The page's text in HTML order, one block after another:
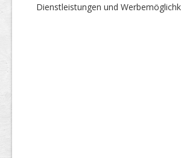
Dienstleistungen und